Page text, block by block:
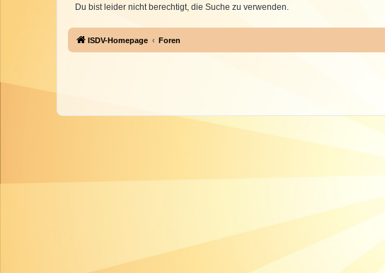
Du bist leider nicht berechtigt, die Suche zu verwenden.
ISDV-Homepage Foren